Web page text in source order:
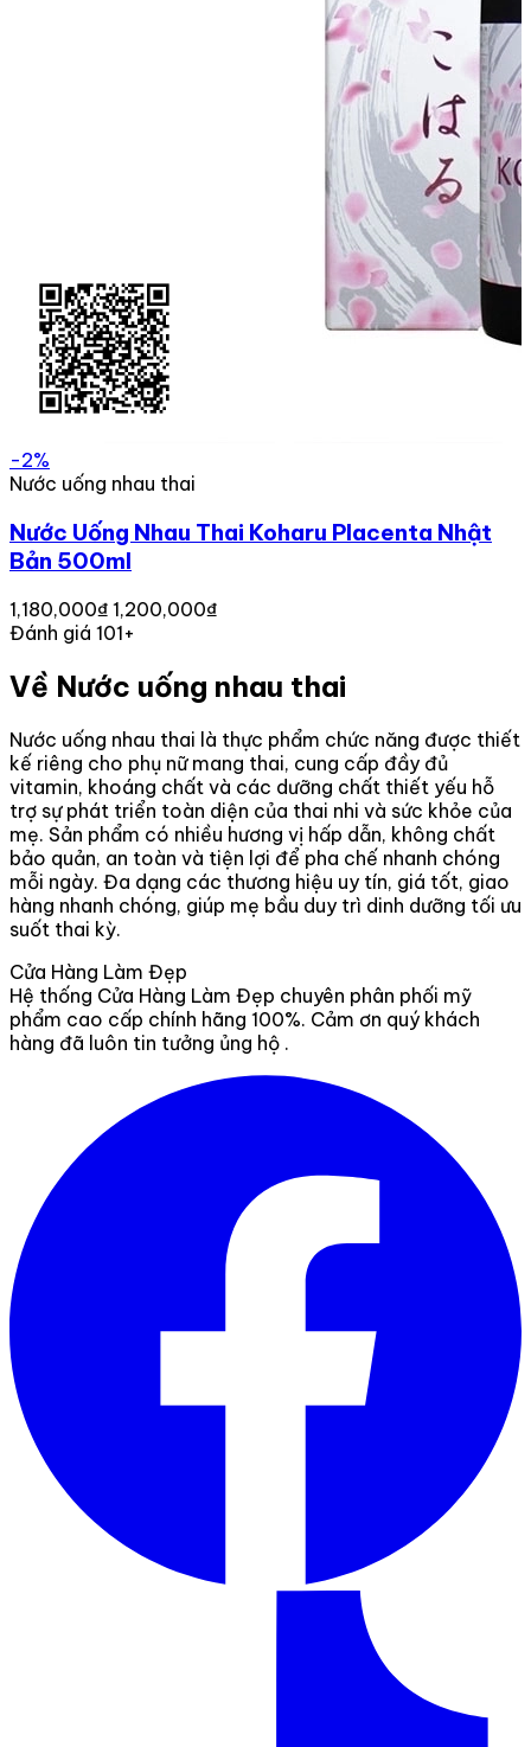
-2%
Nước uống nhau thai
Nước Uống Nhau Thai Koharu Placenta Nhật
Bản 500ml
1,180,000₫ 1,200,000₫
Đánh giá 101+
Về Nước uống nhau thai
Nước uống nhau thai là thực phẩm chức năng được thiết
kế riêng cho phụ nữ mang thai, cung cấp đầy đủ
vitamin, khoáng chất và các dưỡng chất thiết yếu hỗ
trợ sự phát triển toàn diện của thai nhi và sức khỏe của
mẹ. Sản phẩm có nhiều hương vị hấp dẫn, không chất
bảo quản, an toàn và tiện lợi để pha chế nhanh chóng
mỗi ngày. Đa dạng các thương hiệu uy tín, giá tốt, giao
hàng nhanh chóng, giúp mẹ bầu duy trì dinh dưỡng tối ưu
suốt thai kỳ.
Cửa Hàng Làm Đẹp
Hệ thống Cửa Hàng Làm Đẹp chuyên phân phối mỹ
phẩm cao cấp chính hãng 100%. Cảm ơn quý khách
hàng đã luôn tin tưởng ủng hộ .